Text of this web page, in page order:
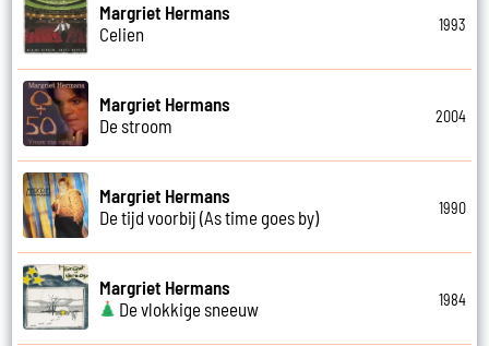
Margriet Hermans
Celien
1993
Margriet Hermans
De stroom
2004
Margriet Hermans
De tijd voorbij (As time goes by)
1990
Margriet Hermans
De vlokkige sneeuw
1984